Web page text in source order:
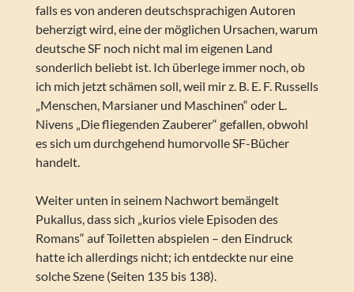
falls es von anderen deutschsprachigen Autoren
beherzigt wird, eine der möglichen Ursachen, warum
deutsche SF noch nicht mal im eigenen Land
sonderlich beliebt ist. Ich überlege immer noch, ob
ich mich jetzt schämen soll, weil mir z. B. E. F. Russells
„Menschen, Marsianer und Maschinen“ oder L.
Nivens „Die fliegenden Zauberer“ gefallen, obwohl
es sich um durchgehend humorvolle SF-Bücher
handelt.
Weiter unten in seinem Nachwort bemängelt
Pukallus, dass sich „kurios viele Episoden des
Romans“ auf Toiletten abspielen – den Eindruck
hatte ich allerdings nicht; ich entdeckte nur eine
solche Szene (Seiten 135 bis 138).